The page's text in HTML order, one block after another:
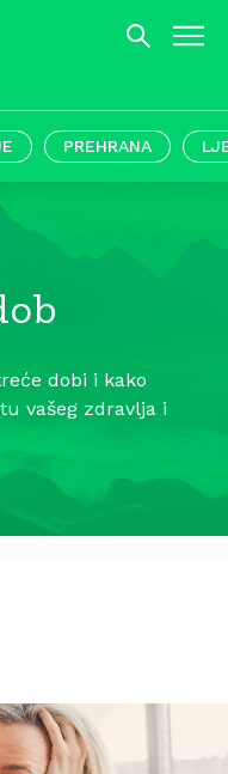
PREHRANA
dobi i kako
vašeg zdravlja i